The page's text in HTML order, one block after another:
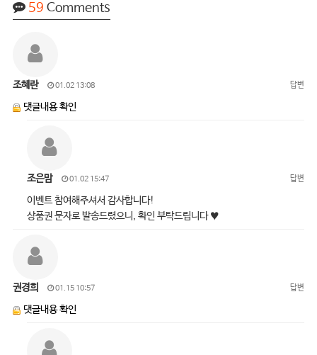
59 Comments
조혜란 01.02 13:08 답변
댓글내용 확인
조은맘 01.02 15:47 답변
이벤트 참여해주셔서 감사합니다!
상품권 문자로 발송드렸으니, 확인 부탁드립니다 ♥
권경희 01.15 10:57 답변
댓글내용 확인